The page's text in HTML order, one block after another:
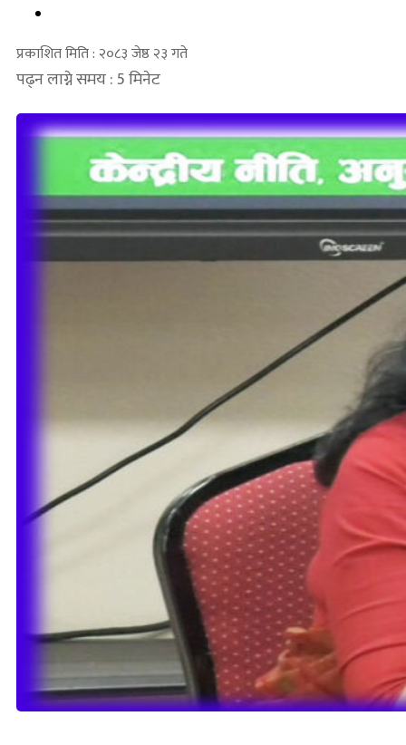
प्रकाशित मिति : २०८३ जेष्ठ २३ गते
पढ्न लाग्ने समय : 5 मिनेट